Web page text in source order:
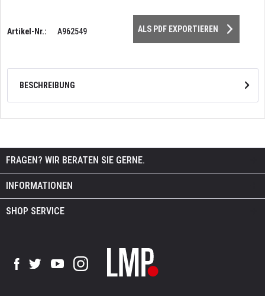
Artikel-Nr.: A962549 ALS PDF EXPORTIEREN
BESCHREIBUNG
FRAGEN? WIR BERATEN SIE GERNE.
INFORMATIONEN
SHOP SERVICE